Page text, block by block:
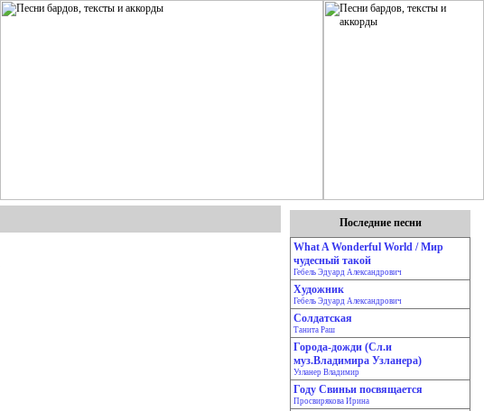
Последние песни
What A Wonderful World / Мир
чудесный такой
Гебель Эдуард Александрович
Художник
Гебель Эдуард Александрович
Солдатская
Танита Раш
Города-дожди (Сл.и
муз.Владимира Узланера)
Узланер Владимир
Году Свиньи посвящается
Просвирякова Ирина